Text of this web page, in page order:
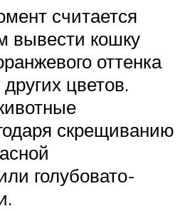
считается
вывести кошку
оттенка
цветов.
скрещиванию
голубовато-